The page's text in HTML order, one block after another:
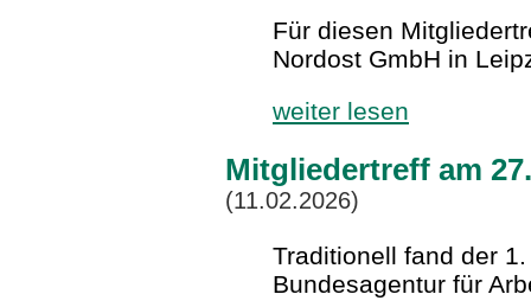
Für diesen
Nordost GmbH in
weiter lesen
Mitgliedertreff am
(11.02.2026)
Traditionell fand der
Bundesagentur für